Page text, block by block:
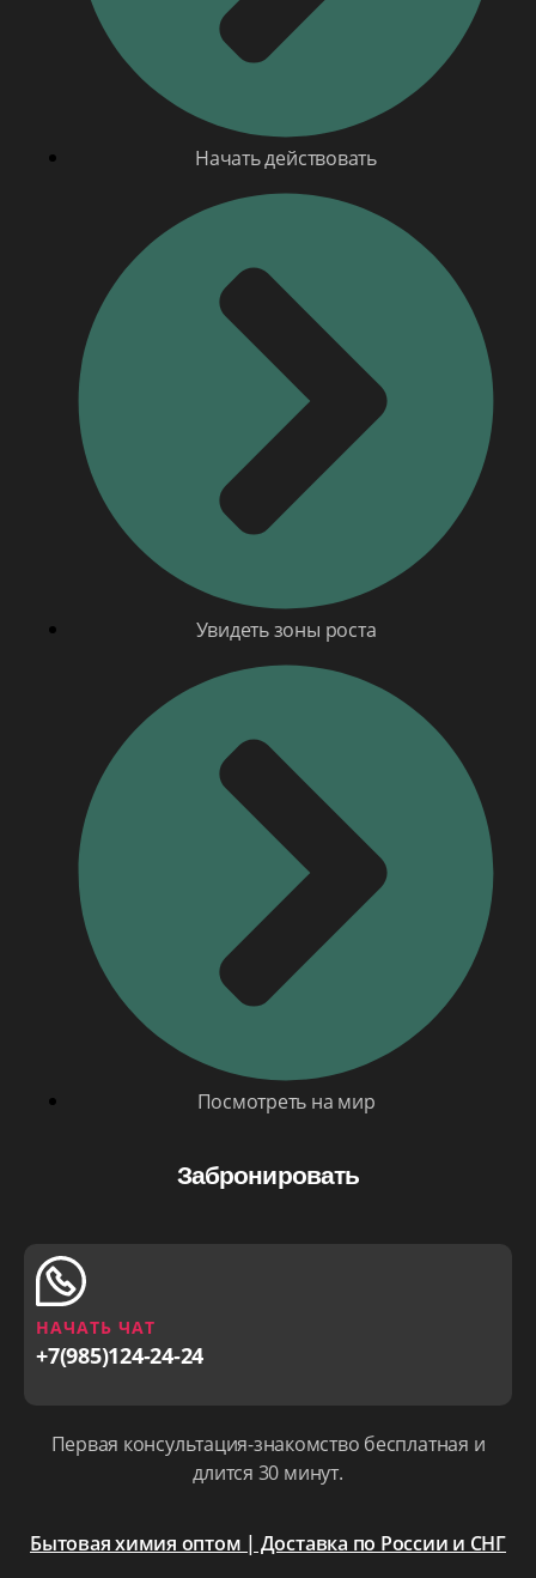
Начать действовать
Увидеть зоны роста
Посмотреть на мир
Забронировать
НАЧАТЬ ЧАТ
+7(985)124-24-24
Первая консультация-знакомство бесплатная и
длится 30 минут.
Бытовая химия оптом | Доставка по России и СНГ